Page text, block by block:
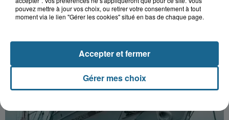
NOS AUTRES PODCASTS
pouvez mettre à jour vos choix, ou retirer votre consentement à tout
moment via le lien "Gérer les cookies" situé en bas de chaque page.
Gérer mes choix
Accepter et fermer